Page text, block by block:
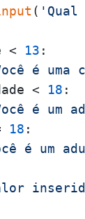
(
< 13 :
é uma
< 18 :
é um
18 :
é um